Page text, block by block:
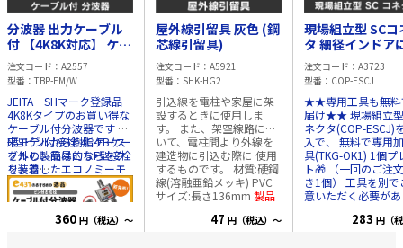
き 出荷前に「挿入損
失」「リターンロス」を
測定し、その結果をパッ
値で確認できます。 ・厳
格な検査体制 研磨後は
3次元計測器により全品検
査を実施。コネクタ端面
の精度を細部までチェッ
クしています。 ■仕様 ・
SM（シングルモード）
9/125 ・LCコネクタ ・研
磨面：UPC ・長さ：1m
・UV心線 φ0.25 ■梱包状
態 10個入/箱を、衝撃吸
収性の高い専用箱にて出
分波器 出力ケーブル
付 【4K8K対応】 ケー
ブル長:50cm【10個
単位】
注文コード
A2557
型番
TBP-EM/W
JEITA SHマーク登録品
4K8Kタイプのお買い得な
ケーブル付分波器です 従
来モデルから樹脂ケース
を外し、簡易的なF型接栓
を装着したエコノミーモ
デル CATV/UHF(地上波デ
ジタル放送)と衛星放送
使用します。 50cmのケ
F型ピン付接栓 4C-FBケー
ブルの製品はこちらをク
リック
360 円（税込）～
屋外線引留具 灰色 (鋼
芯線引留具)
注文コード
A5921
型番
SHK-HG2
引込線を電柱や家屋に架
設するときに使用しま
す。 また、架空線路にお
いて、電柱間より外線を
建造物に引込む際に 使用
するものです。 材質:硬鋼
線(溶融亜鉛メッキ) PVC
サイズ:長さ136mm 製品
している場合、お客様に
47 円（税込）～
現場組立型 SCコ
タ 細径インドアにも
対応 ■今なら工具付
き!■
注文コード
A3723
型番
COP-ESCJ
★★専用工具も無料
届け★★ 現場組立
ネクタ(COP-ESCJ)
入で、 無料で専用
具(TKG-OK1) 1個プ
ト🎁 （一回のご注
き1個） 工具を別で
意いただく必要が
特徴■ ・細径のケ
283 円（